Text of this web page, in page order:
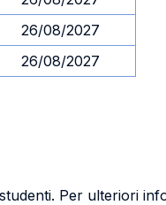
26/08/2027
26/08/2027
Per ulteriori